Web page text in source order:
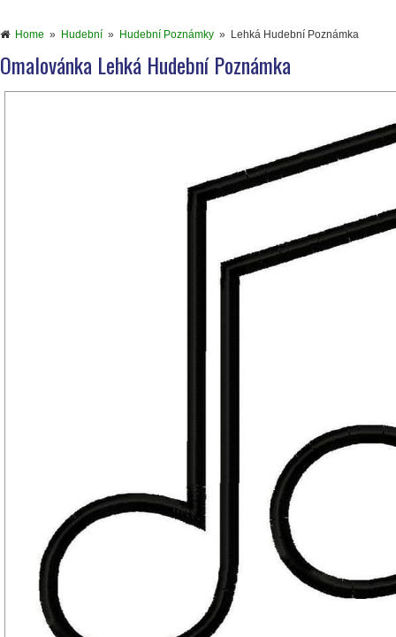
Home » Hudební » Hudební Poznámky » Lehká Hudební Poznámka
Omalovánka Lehká Hudební Poznámka